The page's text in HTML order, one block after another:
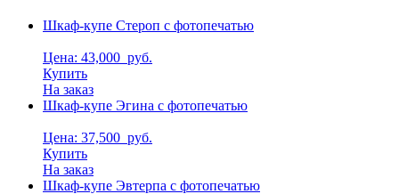
Шкаф-купе Стероп с фотопечатью
Цена: 43,000 руб.
Купить
На заказ
Шкаф-купе Эгина с фотопечатью
Цена: 37,500 руб.
Купить
На заказ
Шкаф-купе Эвтерпа с фотопечатью